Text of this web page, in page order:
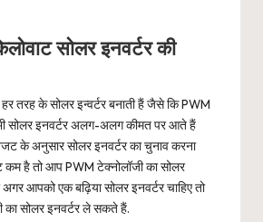
सोलर इनवर्टर की
तरह के सोलर इन्वर्टर बनाती हैं जैसे कि PWM
सोलर इनवर्टर अलग-अलग कीमत पर आते हैं
के अनुसार सोलर इनवर्टर का चुनाव करना
है तो आप PWM टेक्नोलॉजी का सोलर
आपको एक बढ़िया सोलर इनवर्टर चाहिए तो
सोलर इनवर्टर ले सकते हैं.